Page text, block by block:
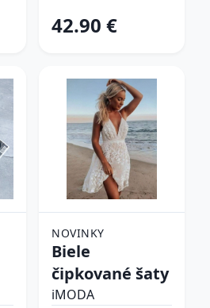
42.90 €
NOVINKY
Biele
čipkované šaty
iMODA